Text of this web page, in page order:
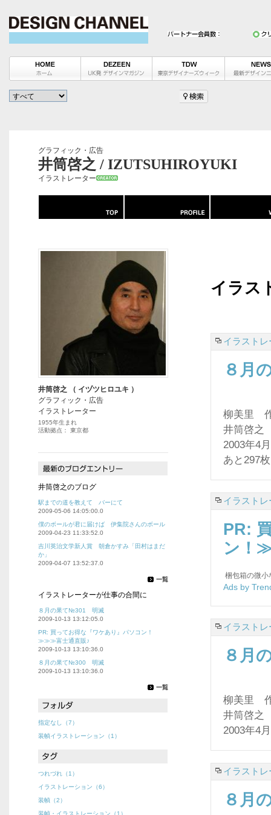
グラフィック・広告
井筒啓之 / IZUTSUHIROYUKI
イラストレーター
イラス
イラスト
８月
柳美里
井筒啓
2003年4
あと297
イラスト
PR:
ン！
梱包箱の微小
Ads by
イラスト
８月
柳美里
井筒啓
2003年4
イラスト
８月
井筒啓之 （ イヅツヒロユキ ）
グラフィック・広告
イラストレーター
1955年生まれ
活動拠点： 東京都
井筒啓之のブログ
駅までの道を教えて バーにて
2009-05-06 14:05:00.0
僕のボールが君に届けば 伊集院さんのボール
2009-04-23 11:33:52.0
吉川英治文学新人賞 朝倉かすみ「田村はまだ
か」
2009-04-07 13:52:37.0
イラストレーターが仕事の合間に
８月の果て№301 明滅
2009-10-13 13:12:05.0
PR: 買ってお得な『ワケあり』パソコン！
≫≫≫富士通直販♪
2009-10-13 13:10:36.0
８月の果て№300 明滅
2009-10-13 13:10:36.0
指定なし（7）
装幀イラストレーション（1）
つれづれ（1）
イラストレーション（6）
装幀（2）
装幀・イラストレーション（1）